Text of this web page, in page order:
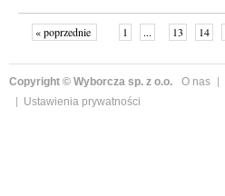
« poprzednie 1 ... 13 14
Copyright © Wyborcza sp. z o.o. O nas
Ustawienia prywatności